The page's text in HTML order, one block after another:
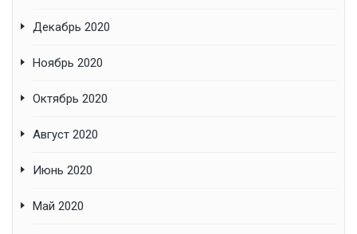
Декабрь 2020
Ноябрь 2020
Октябрь 2020
Август 2020
Июнь 2020
Май 2020